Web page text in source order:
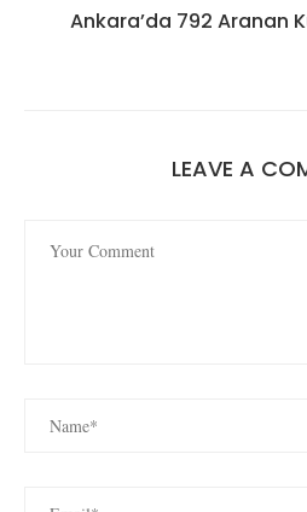
Ankara’da 792 Aranan
LEAVE A